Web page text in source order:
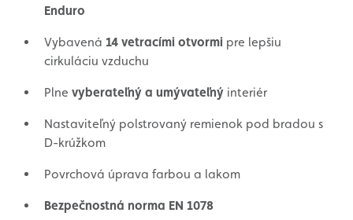
Enduro
Vybavená 14 vetracími otvormi pre lepšiu
cirkuláciu vzduchu
Plne vyberateľný a umývateľný interiér
Nastaviteľný polstrovaný remienok pod bradou s
D-krúžkom
Povrchová úprava farbou a lakom
Bezpečnostná norma EN 1078